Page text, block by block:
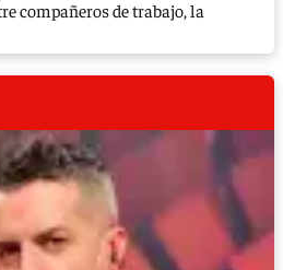
compañeros de trabajo, la